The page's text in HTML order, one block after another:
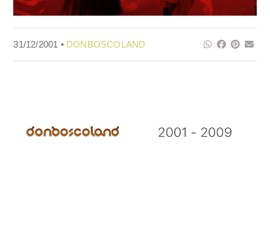
31/12/2001 • DONBOSCOLAND